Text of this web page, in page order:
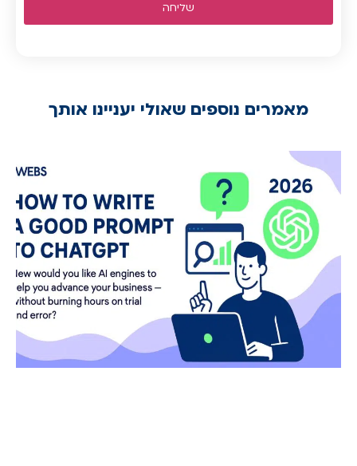
שליחה
מאמרים נוספים שאולי יעניינו אותך